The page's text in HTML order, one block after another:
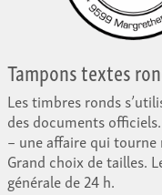
Tampons textes
Les timbres ronds
des documents
– une affaire qui
Grand choix de tailles.
générale de 24 h.